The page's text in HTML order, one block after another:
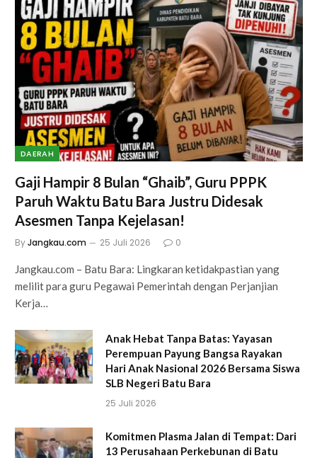
DAERAH
Gaji Hampir 8 Bulan “Ghaib”, Guru PPPK
Paruh Waktu Batu Bara Justru Didesak
Asesmen Tanpa Kejelasan!
ByJangkau.com 25 Juli 2026 0
Jangkau.com – Batu Bara: Lingkaran ketidakpastian yang
melilit para guru Pegawai Pemerintah dengan Perjanjian
Kerja…
Anak Hebat Tanpa Batas: Yayasan
Perempuan Payung Bangsa Rayakan
Hari Anak Nasional 2026 Bersama Siswa
SLB Negeri Batu Bara
25 Juli 2026
Komitmen Plasma Jalan di Tempat: Dari
13 Perusahaan Perkebunan di Batu